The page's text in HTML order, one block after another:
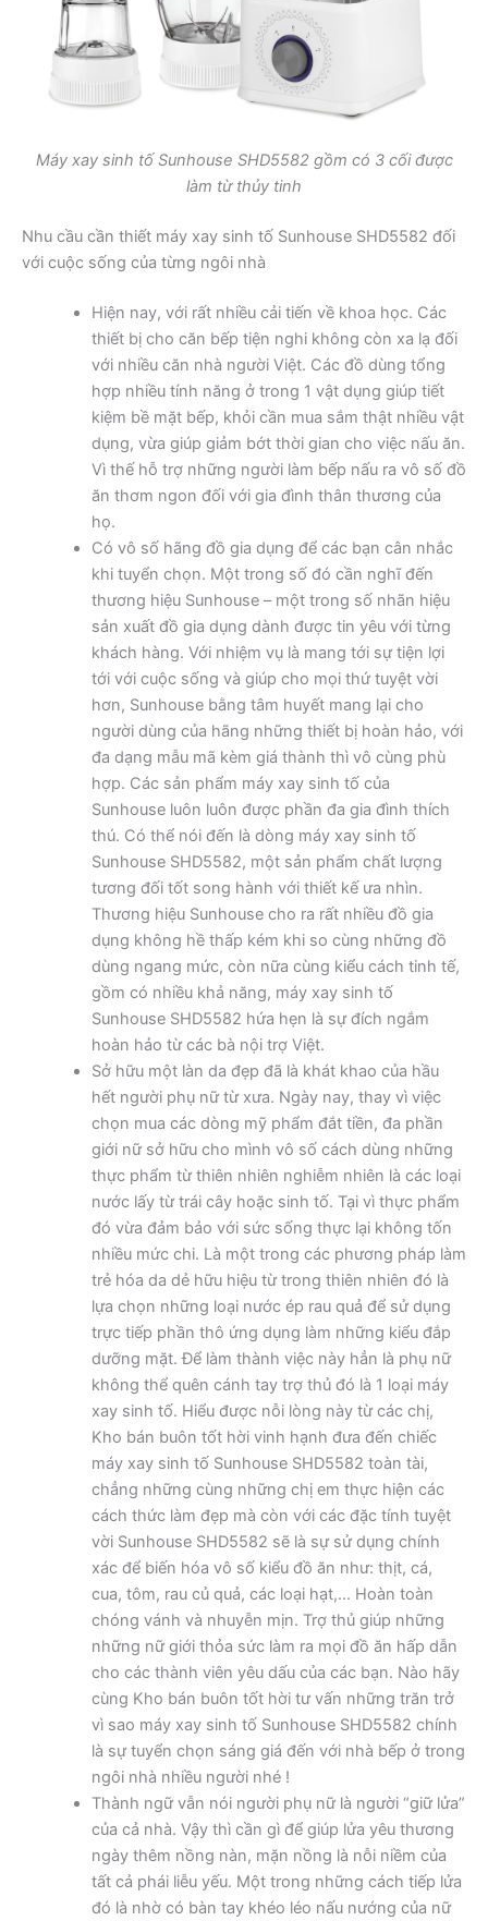
Máy xay sinh tố Sunhouse SHD5582 gồm có 3 cối được
làm từ thủy tinh
Nhu cầu cần thiết máy xay sinh tố Sunhouse SHD5582 đối
với cuộc sống của từng ngôi nhà
Hiện nay, với rất nhiều cải tiến về khoa học. Các
thiết bị cho căn bếp tiện nghi không còn xa lạ đối
với nhiều căn nhà người Việt. Các đồ dùng tổng
hợp nhiều tính năng ở trong 1 vật dụng giúp tiết
kiệm bề mặt bếp, khỏi cần mua sắm thật nhiều vật
dụng, vừa giúp giảm bớt thời gian cho việc nấu ăn.
Vì thế hỗ trợ những người làm bếp nấu ra vô số đồ
ăn thơm ngon đối với gia đình thân thương của
họ.
Có vô số hãng đồ gia dụng để các bạn cân nhắc
khi tuyển chọn. Một trong số đó cần nghĩ đến
thương hiệu Sunhouse – một trong số nhãn hiệu
sản xuất đồ gia dụng dành được tin yêu với từng
khách hàng. Với nhiệm vụ là mang tới sự tiện lợi
tới với cuộc sống và giúp cho mọi thứ tuyệt vời
hơn, Sunhouse bằng tâm huyết mang lại cho
người dùng của hãng những thiết bị hoàn hảo, với
đa dạng mẫu mã kèm giá thành thì vô cùng phù
hợp. Các sản phẩm máy xay sinh tố của
Sunhouse luôn luôn được phần đa gia đình thích
thú. Có thể nói đến là dòng máy xay sinh tố
Sunhouse SHD5582, một sản phẩm chất lượng
tương đối tốt song hành với thiết kế ưa nhìn.
Thương hiệu Sunhouse cho ra rất nhiều đồ gia
dụng không hề thấp kém khi so cùng những đồ
dùng ngang mức, còn nữa cùng kiểu cách tinh tế,
gồm có nhiều khả năng, máy xay sinh tố
Sunhouse SHD5582 hứa hẹn là sự đích ngắm
hoàn hảo từ các bà nội trợ Việt.
Sở hữu một làn da đẹp đã là khát khao của hầu
hết người phụ nữ từ xưa. Ngày nay, thay vì việc
chọn mua các dòng mỹ phẩm đắt tiền, đa phần
giới nữ sở hữu cho mình vô số cách dùng những
thực phẩm từ thiên nhiên nghiễm nhiên là các loại
nước lấy từ trái cây hoặc sinh tố. Tại vì thực phẩm
đó vừa đảm bảo với sức sống thực lại không tốn
nhiều mức chi. Là một trong các phương pháp làm
trẻ hóa da dẻ hữu hiệu từ trong thiên nhiên đó là
lựa chọn những loại nước ép rau quả để sử dụng
trực tiếp phần thô ứng dụng làm những kiểu đắp
dưỡng mặt. Để làm thành việc này hẳn là phụ nữ
không thể quên cánh tay trợ thủ đó là 1 loại máy
xay sinh tố. Hiểu được nỗi lòng này từ các chị,
Kho bán buôn tốt hời vinh hạnh đưa đến chiếc
máy xay sinh tố Sunhouse SHD5582 toàn tài,
chẳng những cùng những chị em thực hiện các
cách thức làm đẹp mà còn với các đặc tính tuyệt
vời Sunhouse SHD5582 sẽ là sự sử dụng chính
xác để biến hóa vô số kiểu đồ ăn như: thịt, cá,
cua, tôm, rau củ quả, các loại hạt,… Hoàn toàn
chóng vánh và nhuyễn mịn. Trợ thủ giúp những
những nữ giới thỏa sức làm ra mọi đồ ăn hấp dẫn
cho các thành viên yêu dấu của các bạn. Nào hãy
cùng Kho bán buôn tốt hời tư vấn những trăn trở
vì sao máy xay sinh tố Sunhouse SHD5582 chính
là sự tuyển chọn sáng giá đến với nhà bếp ở trong
ngôi nhà nhiều người nhé !
Thành ngữ vẫn nói người phụ nữ là người “giữ lửa”
của cả nhà. Vậy thì cần gì để giúp lửa yêu thương
ngày thêm nồng nàn, mặn nồng là nỗi niềm của
tất cả phái liễu yếu. Một trong những cách tiếp lửa
đó là nhờ có bàn tay khéo léo nấu nướng của nữ